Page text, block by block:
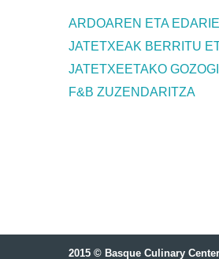
ARDOAREN ETA
JATETXEAK BERRITU
JATETXEETAKO
F&B ZUZENDARITZA
2015 © Basque Culinary Center